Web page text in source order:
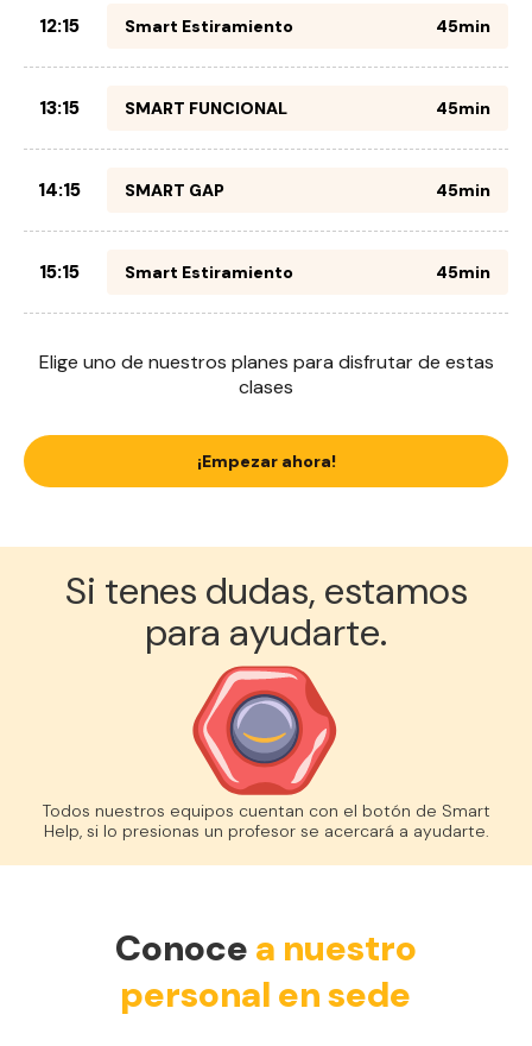
12:15 Smart Estiramiento 45min
13:15 SMART FUNCIONAL 45min
14:15 SMART GAP 45min
15:15 Smart Estiramiento 45min
Elige uno de nuestros planes para disfrutar de estas
clases
¡Empezar ahora!
Si tenes dudas, estamos
para ayudarte.
Todos nuestros equipos cuentan con el botón de Smart
Help, si lo presionas un profesor se acercará a ayudarte.
Conoce a nuestro
personal en sede